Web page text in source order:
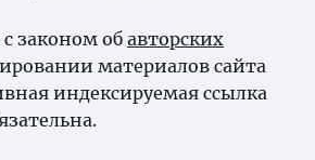
законом об авторских
материалов сайта
индексируемая ссылка